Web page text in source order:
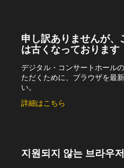
申し訳ありませんが、
は古くなっております
デジタル・コンサートホール
ただくために、ブラウザを最
い。
詳細はこちら
지원되지 않는 브라우